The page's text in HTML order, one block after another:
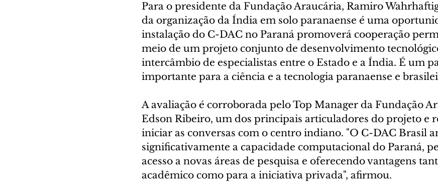
Para o presidente da Fundação Araucária, Ramiro
da organização da Índia em solo paranaense é uma
instalação do C-DAC no Paraná promoverá cooperação
meio de um projeto conjunto de desenvolvimento
intercâmbio de especialistas entre o Estado e a Índia. É um
importante para a ciência e a tecnologia paranaense e
A avaliação é corroborada pelo Top Manager da Fundação
Edson Ribeiro, um dos principais articuladores do projeto e
iniciar as conversas com o centro indiano. "O C-DAC Brasil
significativamente a capacidade computacional do Paraná,
acesso a novas áreas de pesquisa e oferecendo vantagens
acadêmico como para a iniciativa privada", afirmou.